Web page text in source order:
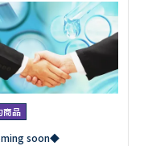
商品
soon◆